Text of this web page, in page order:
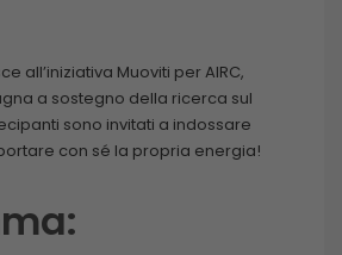
all’iniziativa Muoviti per AIRC,
a sostegno della ricerca sul
sono invitati a indossare
con sé la propria energia!